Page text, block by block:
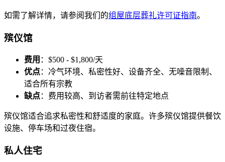
如需了解详情，请参阅我们的组屋底层葬礼许可证指南。
殡仪馆
费用 ：$500 - $1,800/天
优点：冷气环境、私密性好、设备齐全、无噪音限制、
适合所有宗教
缺点：费用较高、到访者需前往特定地点
殡仪馆适合追求私密性和舒适度的家庭。许多殡仪馆提供餐饮
设施、停车场和过夜住宿。
私人住宅